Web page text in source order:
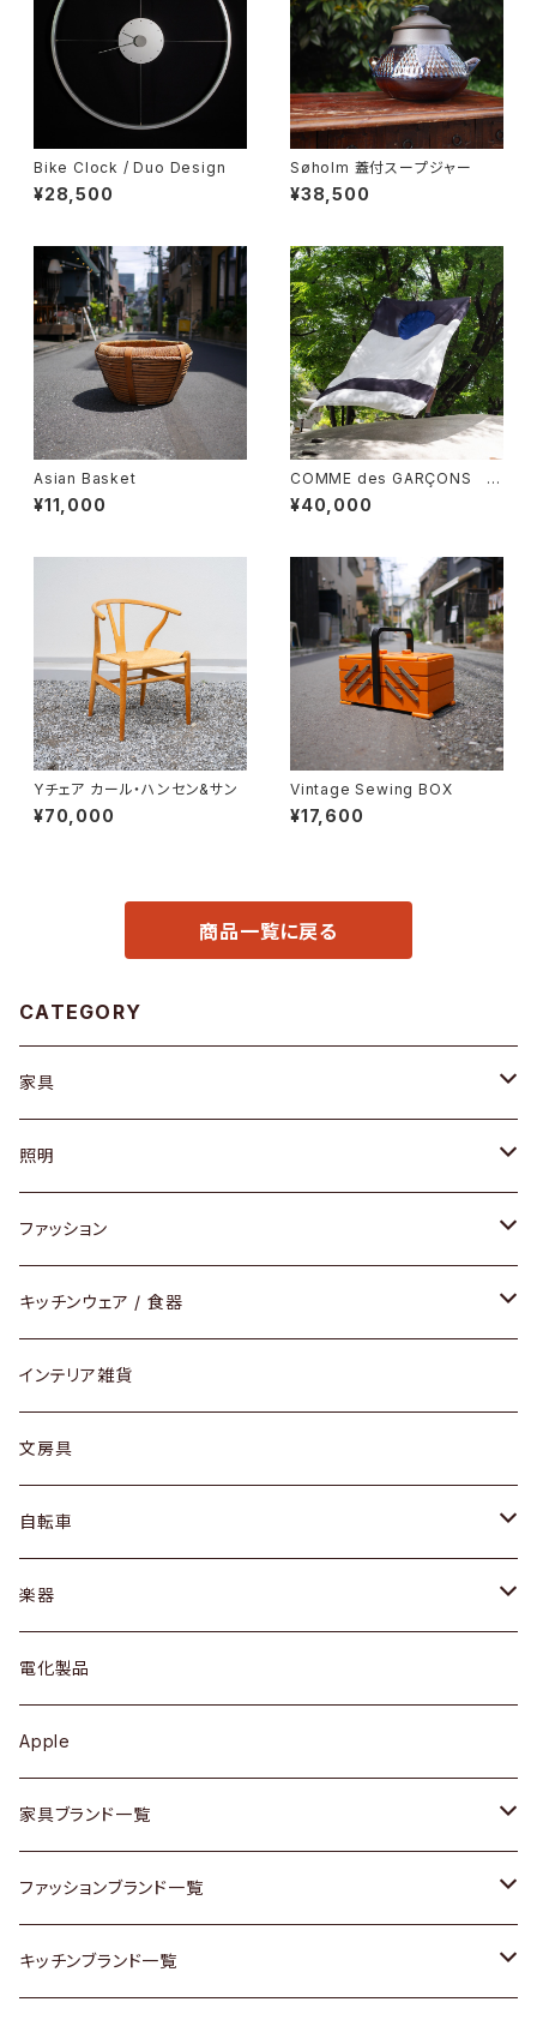
Bike Clock / Duo Design
¥28,500
Søholm 蓋付スープジャー
¥38,500
Asian Basket
¥11,000
COMME des GARÇONS 一
枚布
¥40,000
Yチェア カール・ハンセン&サン
¥70,000
Vintage Sewing BOX
¥17,600
商品一覧に戻る
CATEGORY
家具
ソファ / ベンチ
チェア / スツール
ダイニングセット / ダイニングテーブル
ローテーブル / サイドテーブル
デスク / コンソール
ドレッサー
シェルフ
キュリオケース / 飾り棚
カップボード / 食器棚
チェスト
その他家具
Vintageヴィンテージ / Antiqueアンティーク
照明
ペンダントライト
テーブルランプ / デスクスタンド
フロアライト
ファッション
アクセサリー
リング
ピアス / イヤリング
財布
バッグ
アウター
トップス
ワンピース
ボトムス
靴
スカーフ
腕時計
キッチンウェア / 食器
グラス / タンブラー
カップ / マグ
プレート / ボウル
カトラリー
ケトル / ティーポット
鍋 / フライパン
Vintage / ヴィンテージ
銀製品
和物 / 作家物
インテリア雑貨
文房具
自転車
dahon
楽器
ギター
ベース
その他楽器
電化製品
Apple
家具ブランド一覧
ACME Furniture / アクメ ファニチャー
ACTUS / アクタス
ファッションブランド一覧
agnes b / アニエス ベー
キッチンブランド一覧